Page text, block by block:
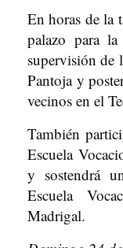
En horas de la
palazo para
supervisión de
Pantoja y
vecinos en el
También
Escuela
y sostendrá
Escuela
Madrigal.